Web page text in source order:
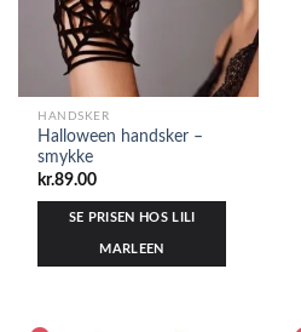
HANDSKER
Halloween handsker –
smykke
kr.89.00
SE PRISEN HOS LILI
MARLEEN